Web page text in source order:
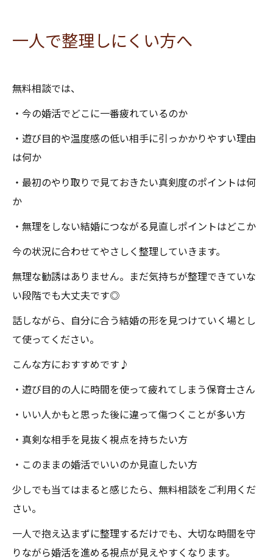
一人で整理しにくい方へ
無料相談では、
・今の婚活でどこに一番疲れているのか
・遊び目的や温度感の低い相手に引っかかりやすい理由
は何か
・最初のやり取りで見ておきたい真剣度のポイントは何
か
・無理をしない結婚につながる見直しポイントはどこか
今の状況に合わせてやさしく整理していきます。
無理な勧誘はありません。まだ気持ちが整理できていな
い段階でも大丈夫です◎
話しながら、自分に合う結婚の形を見つけていく場とし
て使ってください。
こんな方におすすめです♪
・遊び目的の人に時間を使って疲れてしまう保育士さん
・いい人かもと思った後に違って傷つくことが多い方
・真剣な相手を見抜く視点を持ちたい方
・このままの婚活でいいのか見直したい方
少しでも当てはまると感じたら、無料相談をご利用くだ
さい。
一人で抱え込まずに整理するだけでも、大切な時間を守
りながら婚活を進める視点が見えやすくなります。